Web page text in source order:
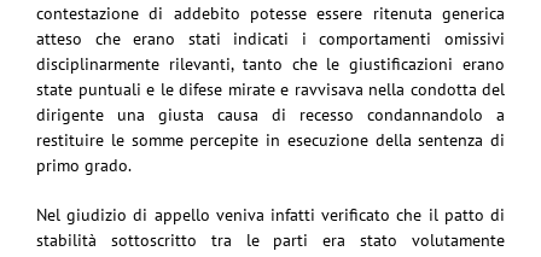
contestazione di addebito potesse essere ritenuta generica
atteso che erano stati indicati i comportamenti omissivi
disciplinarmente rilevanti, tanto che le giustificazioni erano
state puntuali e le difese mirate e ravvisava nella condotta del
dirigente una giusta causa di recesso condannandolo a
restituire le somme percepite in esecuzione della sentenza di
primo grado.
Nel giudizio di appello veniva infatti verificato che il patto di
stabilità sottoscritto tra le parti era stato volutamente